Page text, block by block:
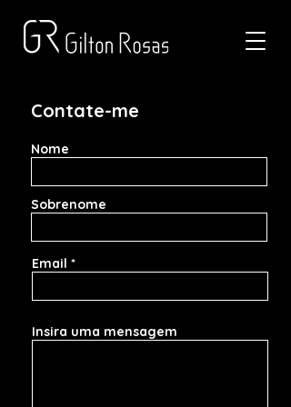
Contate-me
Nome
Sobrenome
Email
Insira uma mensagem